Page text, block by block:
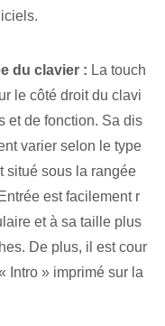
du clavier : La touch
le côté droit du clavi
et de fonction. Sa dis
varier selon le type
situé sous la rangée
est facilement r
⁤et à sa​ taille plus
De plus, il est cour
Intro » imprimé sur la